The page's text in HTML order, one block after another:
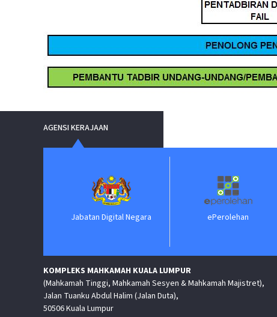
AGENSI KERAJAAN
Jabatan Digital Negara ePerolehan
KOMPLEKS MAHKAMAH KUALA LUMPUR
(Mahkamah Tinggi, Mahkamah Sesyen & Mahkamah Majistret),
Jalan Tuanku Abdul Halim (Jalan Duta),
50506 Kuala Lumpur